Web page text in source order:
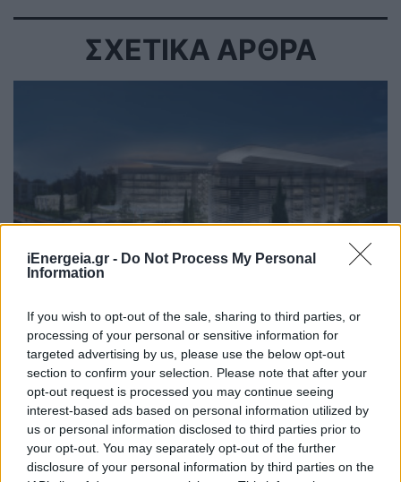
iEnergeia.gr - Do Not Process My Personal
Information
If you wish to opt-out of the sale, sharing to third parties, or
processing of your personal or sensitive information for
targeted advertising by us, please use the below opt-out
section to confirm your selection. Please note that after your
opt-out request is processed you may continue seeing
interest-based ads based on personal information utilized by
us or personal information disclosed to third parties prior to
your opt-out. You may separately opt-out of the further
disclosure of your personal information by third parties on the
ΣΧΕΤΙΚΑ ΑΡΘΡΑ
Συνεργασία ΔΕΗ - Dimand για ανάπτυξη
πρότυπου βιοκλιματικού κτιρίου στη
Λεωφόρο Μεσογείων
13/07/2026 - 10:57